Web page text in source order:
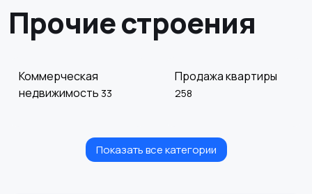
Прочие строения
Коммерческая
недвижимость 33
Продажа квартиры
258
Прочие строения
Аренда дома
Показать все категории